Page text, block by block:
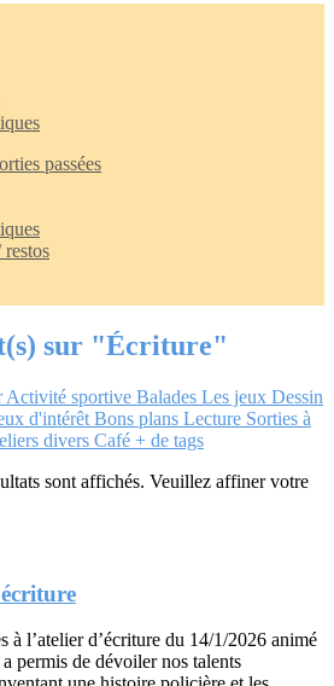
passées
sur "Écriture"
Activité sportive Balades Les jeux Dessin
d'intérêt Bons plans Lecture Sorties à
divers Café + de tags
sont affichés. Veuillez affiner votre
à l’atelier d’écriture du 14/1/2026 animé
permis de dévoiler nos talents